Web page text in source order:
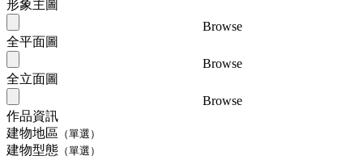
形象主圖
Browse
全平面圖
Browse
全立面圖
Browse
作品資訊
建物地區 （單選）
建物型態 （單選）